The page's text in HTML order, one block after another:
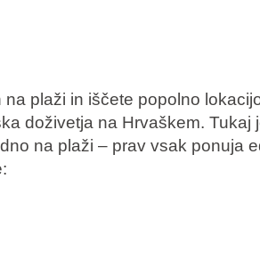
na plaži in iščete popolno
doživetja na Hrvaškem. Tukaj
na plaži – prav vsak ponuja